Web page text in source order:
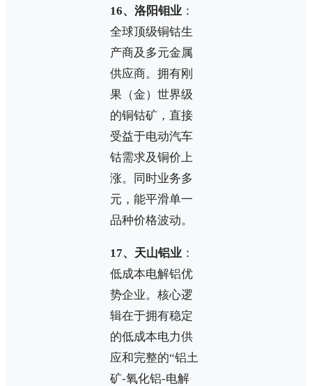
16、洛阳钼业 ：
全球顶级铜钴生
产商及多元金属
供应商。拥有刚
果（金）世界级
的铜钴矿，直接
受益于电动汽车
钴需求及铜价上
涨。同时业务多
元，能平滑单一
品种价格波动。
17、天山铝业 ：
低成本电解铝优
势企业。核心逻
辑在于拥有稳定
的低成本电力供
应和完整的“铝土
矿-氧化铝-电解